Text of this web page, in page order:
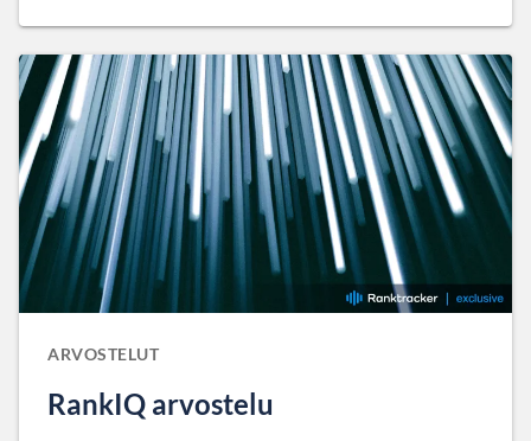
ARVOSTELUT
RankIQ arvostelu